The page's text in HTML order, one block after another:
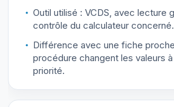
Outil utilisé : VCDS, avec lecture
contrôle du calculateur concerné.
Différence avec une fiche
procédure changent les valeurs
priorité.